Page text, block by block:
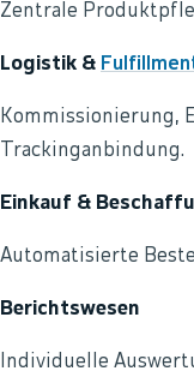
Zentrale
Logistik &
Kommissionierung,
Trackinganbindung.
Einkauf &
Automatisierte
Berichtswesen
Individuelle